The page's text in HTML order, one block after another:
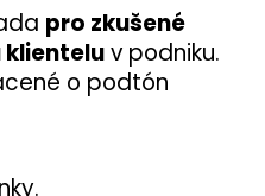
pro zkušené
v podniku.
o podtón